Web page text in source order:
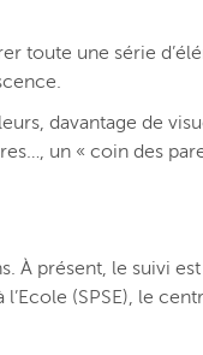
toute une série
davantage de
un « coin des
À présent, le suivi
(SPSE), le